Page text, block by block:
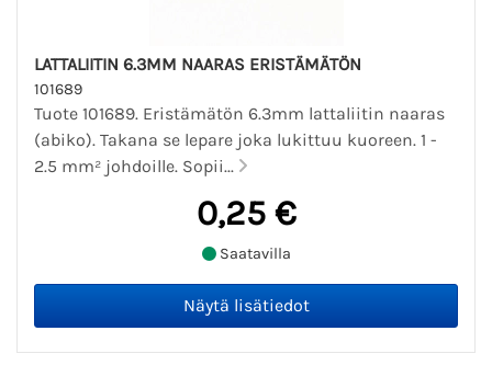
LATTALIITIN 6.3MM NAARAS ERISTÄMÄTÖN
101689
Tuote 101689. Eristämätön 6.3mm lattaliitin naaras
(abiko). Takana se lepare joka lukittuu kuoreen. 1 -
2.5 mm² johdoille. Sopii...
0,25 €
Saatavilla